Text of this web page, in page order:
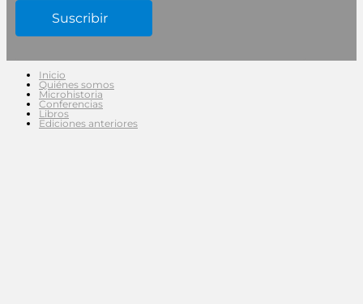
Inicio
Quiénes somos
Microhistoria
Conferencias
Libros
Ediciones anteriores